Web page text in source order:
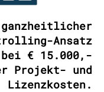
Ansatz
€ 15.000,-
Projekt- und
Lizenzkosten.